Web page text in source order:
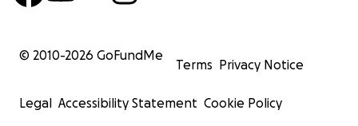
© 2010-2026 GoFundMe
Terms Privacy Notice
Legal Accessibility Statement Cookie Policy